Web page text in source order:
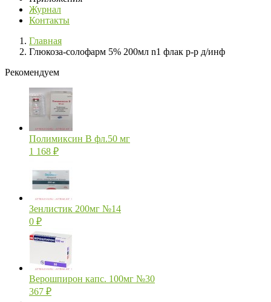
Журнал
Контакты
Главная
Глюкоза-солофарм 5% 200мл n1 флак р-р д/инф
Рекомендуем
Полимиксин В фл.50 мг
1 168 ₽
Зенлистик 200мг №14
0 ₽
Верошпирон капс. 100мг №30
367 ₽